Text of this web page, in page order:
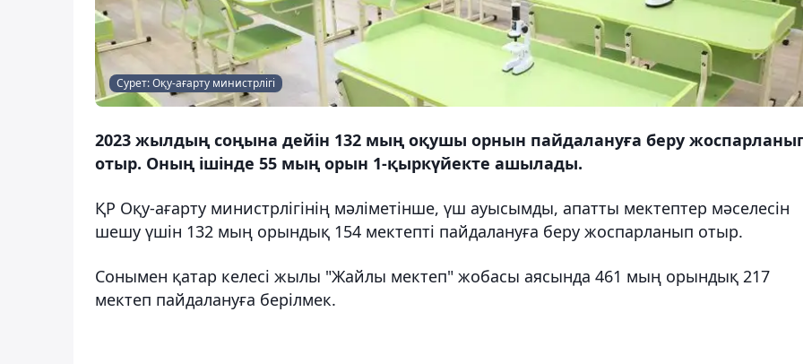
Сурет: Оқу-ағарту министрлігі
2023 жылдың соңына дейін 132 мың оқушы орнын пайдалануға беру
отыр. Оның ішінде 55 мың орын 1-қыркүйекте ашылады.
ҚР Оқу-ағарту министрлігінің мәліметінше, үш ауысымды, апатты мектептер мәселесін
шешу үшін 132 мың орындық 154 мектепті пайдалануға беру жоспарланып отыр.
Сонымен қатар келесі жылы "Жайлы мектеп" жобасы аясында 461 мың орындық 217
мектеп пайдалануға берілмек.